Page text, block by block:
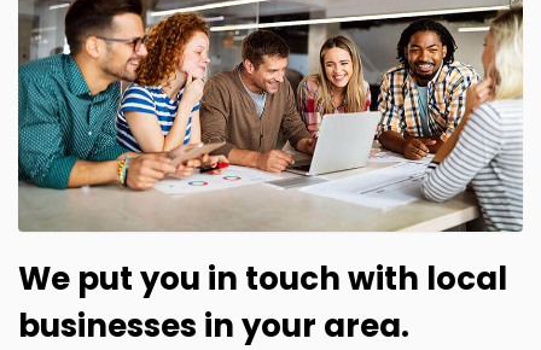
We put you in touch with local
businesses in your area.